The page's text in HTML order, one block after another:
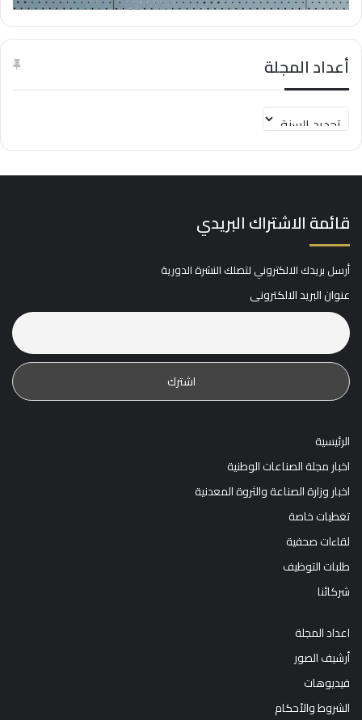
أعداد المجلة
قائمة الاشتراك البريدي
أرسل بريدك الالكتروني لتصلك النشرة الدورية
عنوان البريد الالكترونى
الرئيسية
اخبار مجلة الصناعات الوطنية
اخبار وزارة الصناعة والثروة المعدنية
تغطيات خاصة
لقاءات صحفية
طلبات التوظيف
شركائنا
اعداد المجلة
أرشيف الصور
فيديوهات
الشروط والأحكام